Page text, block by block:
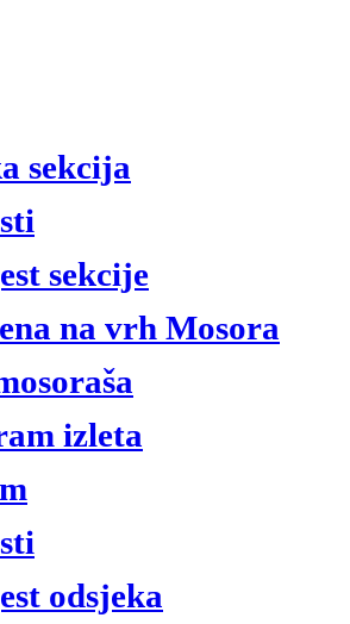
sekcija
sekcije
na vrh Mosora
izleta
odsjeka